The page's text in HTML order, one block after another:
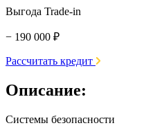
Выгода Trade-in
− 190 000 ₽
Рассчитать кредит
Описание:
Системы безопасности